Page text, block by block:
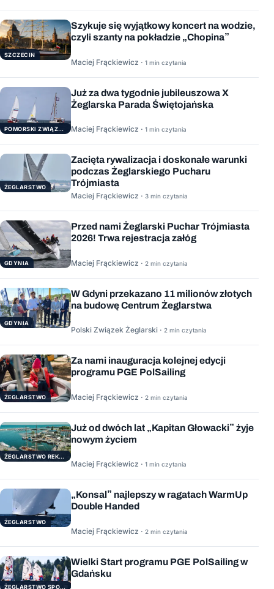
SZCZECIN
Szykuje się wyjątkowy koncert na wodzie,
czyli szanty na pokładzie „Chopina”
Maciej Frąckiewicz · 1 min czytania
POMORSKI ZWIĄZEK ŻEGLARSKI
Już za dwa tygodnie jubileuszowa X
Żeglarska Parada Świętojańska
Maciej Frąckiewicz · 1 min czytania
ŻEGLARSTWO
Zacięta rywalizacja i doskonałe warunki
podczas Żeglarskiego Pucharu
Trójmiasta
Maciej Frąckiewicz · 3 min czytania
GDYNIA
Przed nami Żeglarski Puchar Trójmiasta
2026! Trwa rejestracja załóg
Maciej Frąckiewicz · 2 min czytania
GDYNIA
W Gdyni przekazano 11 milionów złotych
na budowę Centrum Żeglarstwa
Polski Związek Żeglarski · 2 min czytania
ŻEGLARSTWO
Za nami inauguracja kolejnej edycji
programu PGE PolSailing
Maciej Frąckiewicz · 2 min czytania
ŻEGLARSTWO REKERACYJNE
Już od dwóch lat „Kapitan Głowacki” żyje
nowym życiem
Maciej Frąckiewicz · 1 min czytania
ŻEGLARSTWO
„Konsal” najlepszy w ragatach WarmUp
Double Handed
Maciej Frąckiewicz · 2 min czytania
ŻEGLARSTWO SPORTOWE
Wielki Start programu PGE PolSailing w
Gdańsku